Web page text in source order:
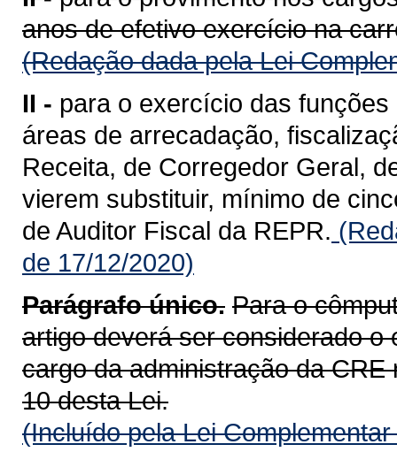
anos de efetivo exercício na
(Redação dada pela Lei
II - para o exercício das
áreas de arrecadação,
Receita, de Corregedor Geral,
vierem substituir, mínimo de
de Auditor Fiscal da REPR.
de 17/12/2020)
Parágrafo único. Para o
artigo deverá ser considerado
cargo da administração da
10 desta Lei.
(Incluído pela Lei